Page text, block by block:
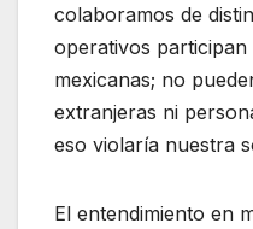
colaboramos de
operativos participan
mexicanas; no
extranjeras ni
eso violaría nuestra
El entendimiento en